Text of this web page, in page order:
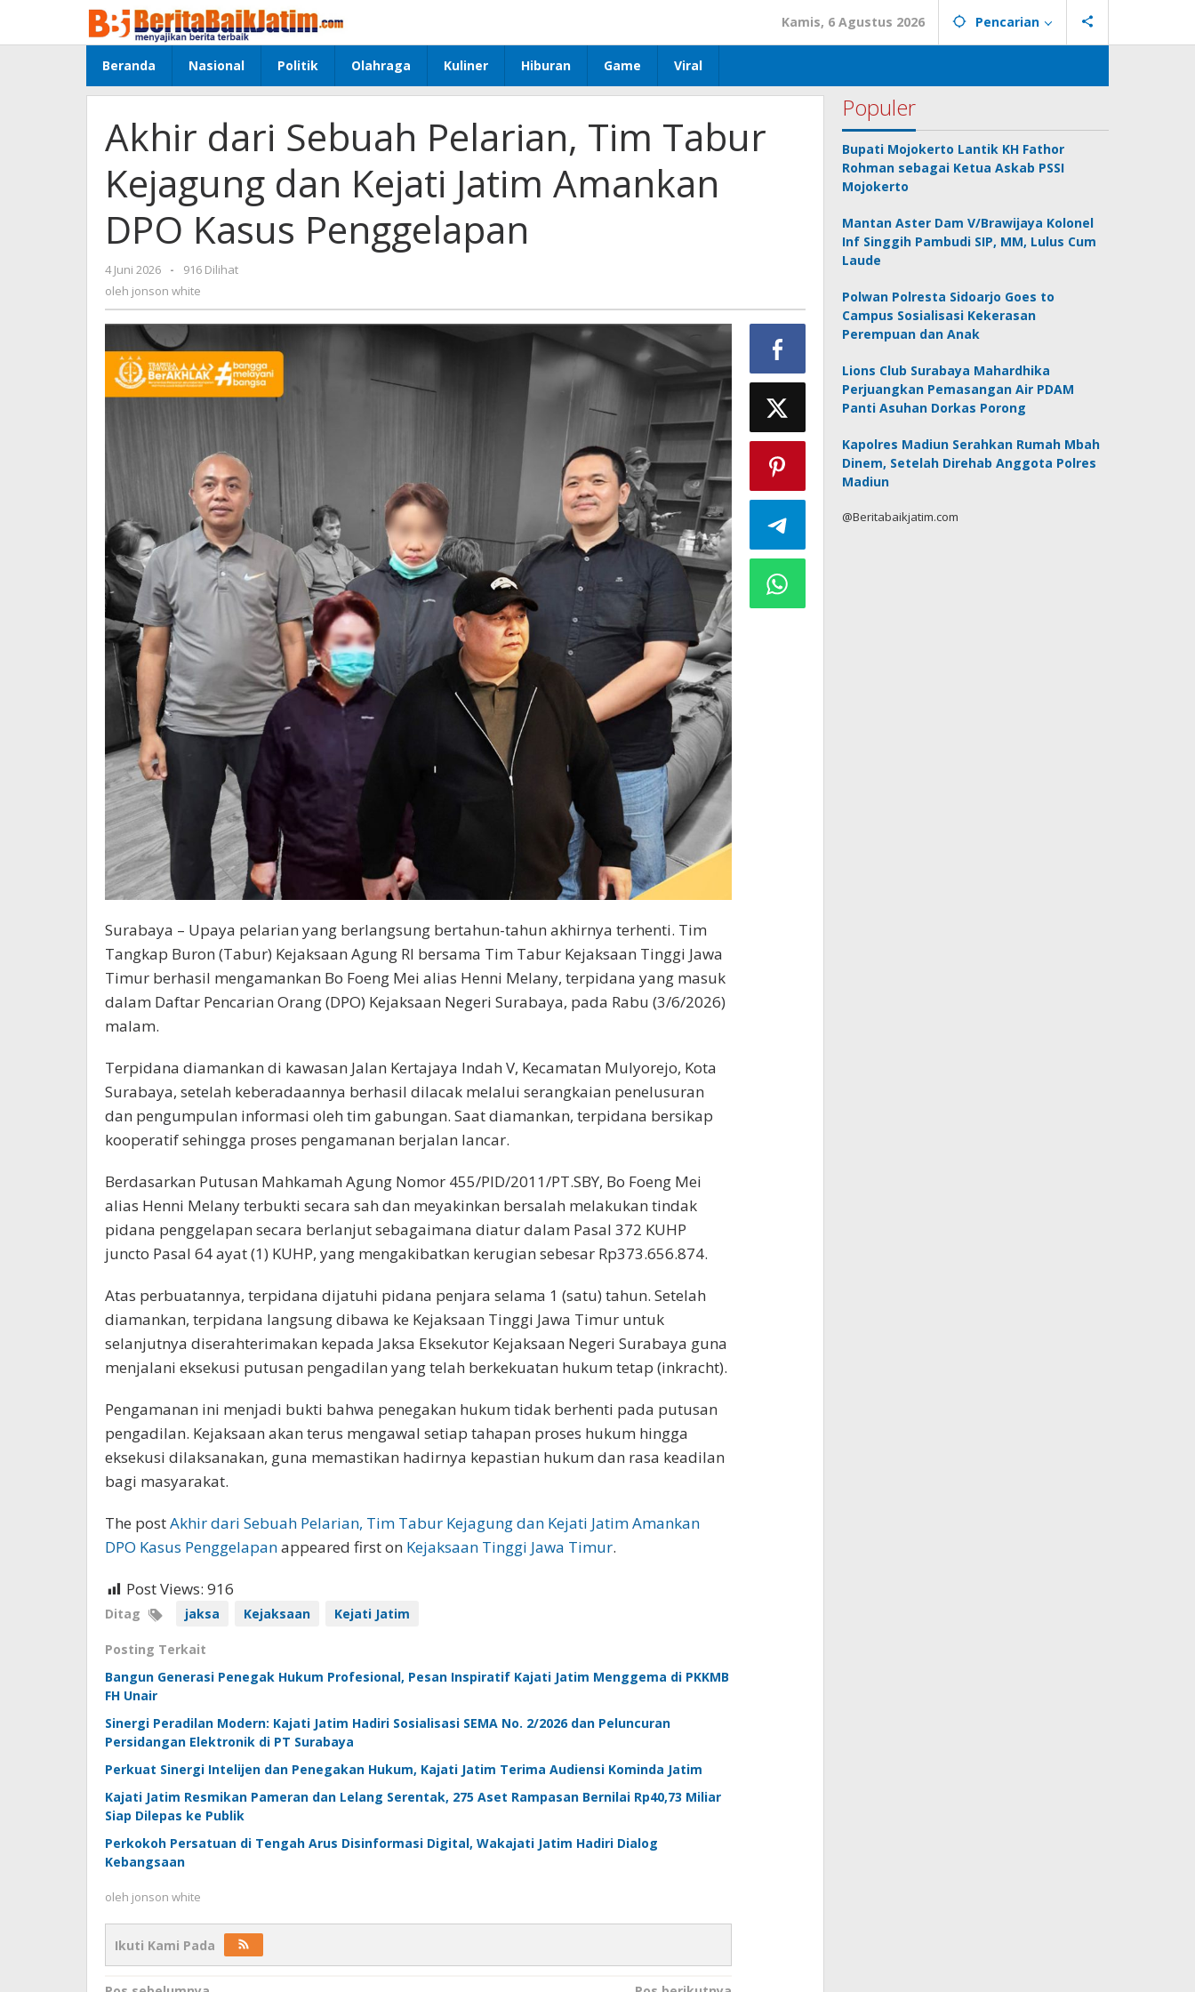
konten
Kamis, 6 Agustus 2026 Pencarian
Beranda Nasional Politik Olahraga Kuliner Hiburan Game Viral
Akhir dari Sebuah Pelarian, Tim Tabur
Kejagung dan Kejati Jatim Amankan
DPO Kasus Penggelapan
4 Juni 2026
oleh
jonson
-
916 Dilihat
oleh jonson white
Surabaya – Upaya pelarian yang berlangsung bertahun-tahun akhirnya terhenti. Tim
Tangkap Buron (Tabur) Kejaksaan Agung RI bersama Tim Tabur Kejaksaan Tinggi Jawa
Timur berhasil mengamankan Bo Foeng Mei alias Henni Melany, terpidana yang masuk
dalam Daftar Pencarian Orang (DPO) Kejaksaan Negeri Surabaya, pada Rabu (3/6/2026)
malam.
Terpidana diamankan di kawasan Jalan Kertajaya Indah V, Kecamatan Mulyorejo, Kota
Surabaya, setelah keberadaannya berhasil dilacak melalui serangkaian penelusuran
dan pengumpulan informasi oleh tim gabungan. Saat diamankan, terpidana bersikap
kooperatif sehingga proses pengamanan berjalan lancar.
Berdasarkan Putusan Mahkamah Agung Nomor 455/PID/2011/PT.SBY, Bo Foeng Mei
alias Henni Melany terbukti secara sah dan meyakinkan bersalah melakukan tindak
pidana penggelapan secara berlanjut sebagaimana diatur dalam Pasal 372 KUHP
juncto Pasal 64 ayat (1) KUHP, yang mengakibatkan kerugian sebesar Rp373.656.874.
Atas perbuatannya, terpidana dijatuhi pidana penjara selama 1 (satu) tahun. Setelah
diamankan, terpidana langsung dibawa ke Kejaksaan Tinggi Jawa Timur untuk
selanjutnya diserahterimakan kepada Jaksa Eksekutor Kejaksaan Negeri Surabaya guna
menjalani eksekusi putusan pengadilan yang telah berkekuatan hukum tetap (inkracht).
Pengamanan ini menjadi bukti bahwa penegakan hukum tidak berhenti pada putusan
pengadilan. Kejaksaan akan terus mengawal setiap tahapan proses hukum hingga
eksekusi dilaksanakan, guna memastikan hadirnya kepastian hukum dan rasa keadilan
bagi masyarakat.
The postAkhir dari Sebuah Pelarian, Tim Tabur Kejagung dan Kejati Jatim Amankan
DPO Kasus Penggelapanappeared first on Kejaksaan Tinggi Jawa Timur.
Post Views: 916
Ditag jaksa Kejaksaan Kejati Jatim
Posting Terkait
Bangun Generasi Penegak Hukum Profesional, Pesan Inspiratif Kajati Jatim Menggema di PKKMB
FH Unair
Sinergi Peradilan Modern: Kajati Jatim Hadiri Sosialisasi SEMA No. 2/2026 dan Peluncuran
Persidangan Elektronik di PT Surabaya
Perkuat Sinergi Intelijen dan Penegakan Hukum, Kajati Jatim Terima Audiensi Kominda Jatim
Kajati Jatim Resmikan Pameran dan Lelang Serentak, 275 Aset Rampasan Bernilai Rp40,73 Miliar
Siap Dilepas ke Publik
Perkokoh Persatuan di Tengah Arus Disinformasi Digital, Wakajati Jatim Hadiri Dialog
Kebangsaan
oleh jonson white
Ikuti Kami Pada
Populer
Bupati Mojokerto Lantik KH Fathor
Rohman sebagai Ketua Askab PSSI
Mojokerto
Mantan Aster Dam V/Brawijaya Kolonel
Inf Singgih Pambudi SIP, MM, Lulus Cum
Laude
Polwan Polresta Sidoarjo Goes to
Campus Sosialisasi Kekerasan
Perempuan dan Anak
Lions Club Surabaya Mahardhika
Perjuangkan Pemasangan Air PDAM
Panti Asuhan Dorkas Porong
Kapolres Madiun Serahkan Rumah Mbah
Dinem, Setelah Direhab Anggota Polres
Madiun
@Beritabaikjatim.com